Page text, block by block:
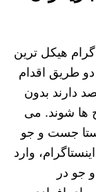
هیکل ترین
دو طریق اقدام
دارند بدون
ها شوند. می
جست و جو
وارد
جو در